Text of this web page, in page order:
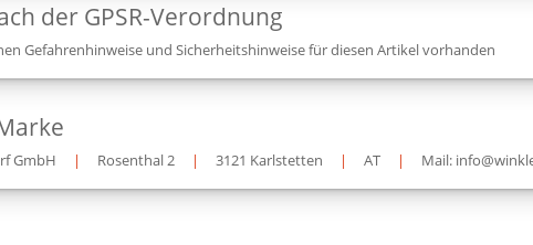
der GPSR-Verordnung
Gefahrenhinweise und Sicherheitshinweise für diesen Artikel vorhanden
GmbH | Rosenthal 2 | 3121 Karlstetten | AT | Mail: